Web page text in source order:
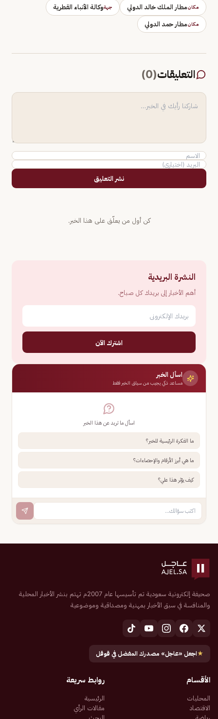
مكانمطار الملك خالد الدولي جهةوكالة الأنباء القطرية
مكانمطار حمد الدولي
التعليقات(
0
)
نشر التعليق
كن أول من يعلّق على هذا الخبر.
النشرة البريدية
أهم الأخبار إلى بريدك كل صباح.
اشترك الآن
اسأل الخبر
مساعد ذكي يجيب من سياق الخبر فقط
اسأل ما تريد عن هذا الخبر
ما الفكرة الرئيسية للخبر؟
ما هي أبرز الأرقام والإحصاءات؟
كيف يؤثر هذا علي؟
صحيفة إلكترونية سعودية تم تأسيسها عام 2007م تهتم بنشر الأخبار المحلية
والمنافسة في سبق الأخبار بمهنية ومصداقية وموضوعية
★اجعل «عاجل» مصدرك المفضل في قوقل
الأقسام
المحليات
الاقتصاد
روابط سريعة
الرئيسية
مقالات الرأي